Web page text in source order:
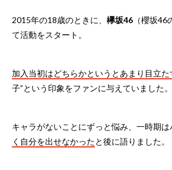
2015年の18歳のときに、 欅坂46 （櫻坂
て活動をスタート。
加入当初はどちらかというとあまり目立た
子”という印象をファンに与えていました。
キャラがないことにずっと悩み、一時期
く自分を出せなかったと後に語りました。